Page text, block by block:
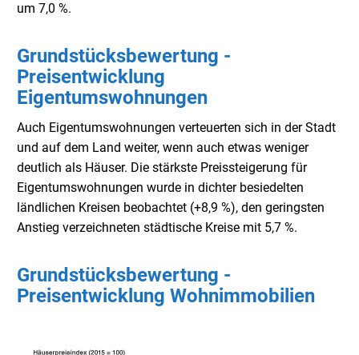
um 7,0 %.
Grundstücksbewertung -
Preisentwicklung
Eigentumswohnungen
Auch Eigentumswohnungen verteuerten sich in der Stadt
und auf dem Land weiter, wenn auch etwas weniger
deutlich als Häuser. Die stärkste Preissteigerung für
Eigentumswohnungen wurde in dichter besiedelten
ländlichen Kreisen beobachtet (+8,9 %), den geringsten
Anstieg verzeichneten städtische Kreise mit 5,7 %.
Grundstücksbewertung -
Preisentwicklung Wohnimmobilien